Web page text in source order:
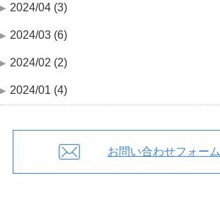
2024/04 (3)
2024/03 (6)
2024/02 (2)
2024/01 (4)
お問い合わせフォーム